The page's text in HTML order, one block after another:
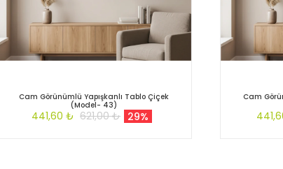
Cam Görünümlü Yapışkanlı Tablo Çiçek
(Model- 43)
441,60 ₺ 621,00 ₺ 29%
Cam